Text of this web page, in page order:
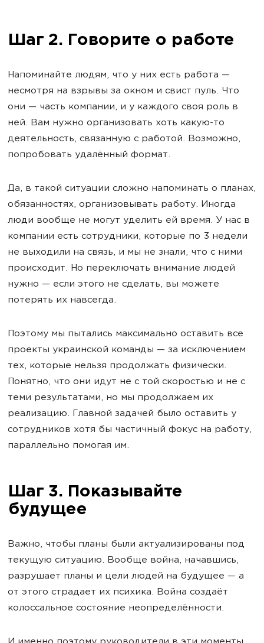
Шаг 2. Говорите о работе
Напоминайте людям, что у них есть работа —
несмотря на взрывы за окном и свист пуль. Что
они — часть компании, и у каждого своя роль в
ней. Вам нужно организовать хоть какую-то
деятельность, связанную с работой. Возможно,
попробовать удалённый формат.
Да, в такой ситуации сложно напоминать о планах,
обязанностях, организовывать работу. Иногда
люди вообще не могут уделить ей время. У нас в
компании есть сотрудники, которые по 3 недели
не выходили на связь, и мы не знали, что с ними
происходит. Но переключать внимание людей
нужно — если этого не сделать, вы можете
потерять их навсегда.
Поэтому мы пытались максимально оставить все
проекты украинской команды — за исключением
тех, которые нельзя продолжать физически.
Понятно, что они идут не с той скоростью и не с
теми результатами, но мы продолжаем их
реализацию. Главной задачей было оставить у
сотрудников хотя бы частичный фокус на работу,
параллельно помогая им.
Шаг 3. Показывайте
будущее
Важно, чтобы планы были актуализированы под
текущую ситуацию. Вообще война, начавшись,
разрушает планы и цели людей на будущее — а
от этого страдает их психика. Война создаёт
колоссальное состояние неопределённости.